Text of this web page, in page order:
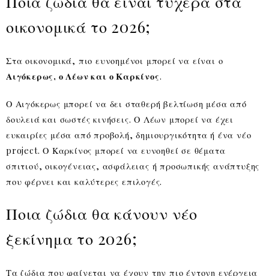
οικονομικά το 2026;
Στα οικονομικά, πιο ευνοημένοι μπορεί να είναι ο
Αιγόκερως, ο Λέων και ο Καρκίνος.
Ο Αιγόκερως μπορεί να δει σταθερή βελτίωση μέσα από
δουλειά και σωστές κινήσεις. Ο Λέων μπορεί να έχει
ευκαιρίες μέσα από προβολή, δημιουργικότητα ή ένα νέο
project. Ο Καρκίνος μπορεί να ευνοηθεί σε θέματα
σπιτιού, οικογένειας, ασφάλειας ή προσωπικής ανάπτυξης
που φέρνει και καλύτερες επιλογές.
Ποια ζώδια θα κάνουν νέο
ξεκίνημα το 2026;
Τα ζώδια που φαίνεται να έχουν την πιο έντονη ενέργεια